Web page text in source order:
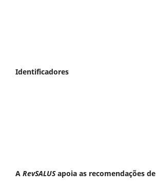
Identificadores
A RevSALUSapoia as recomendações de